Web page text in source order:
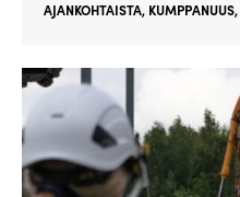
AJANKOHTAISTA, KUMPPANUUS,